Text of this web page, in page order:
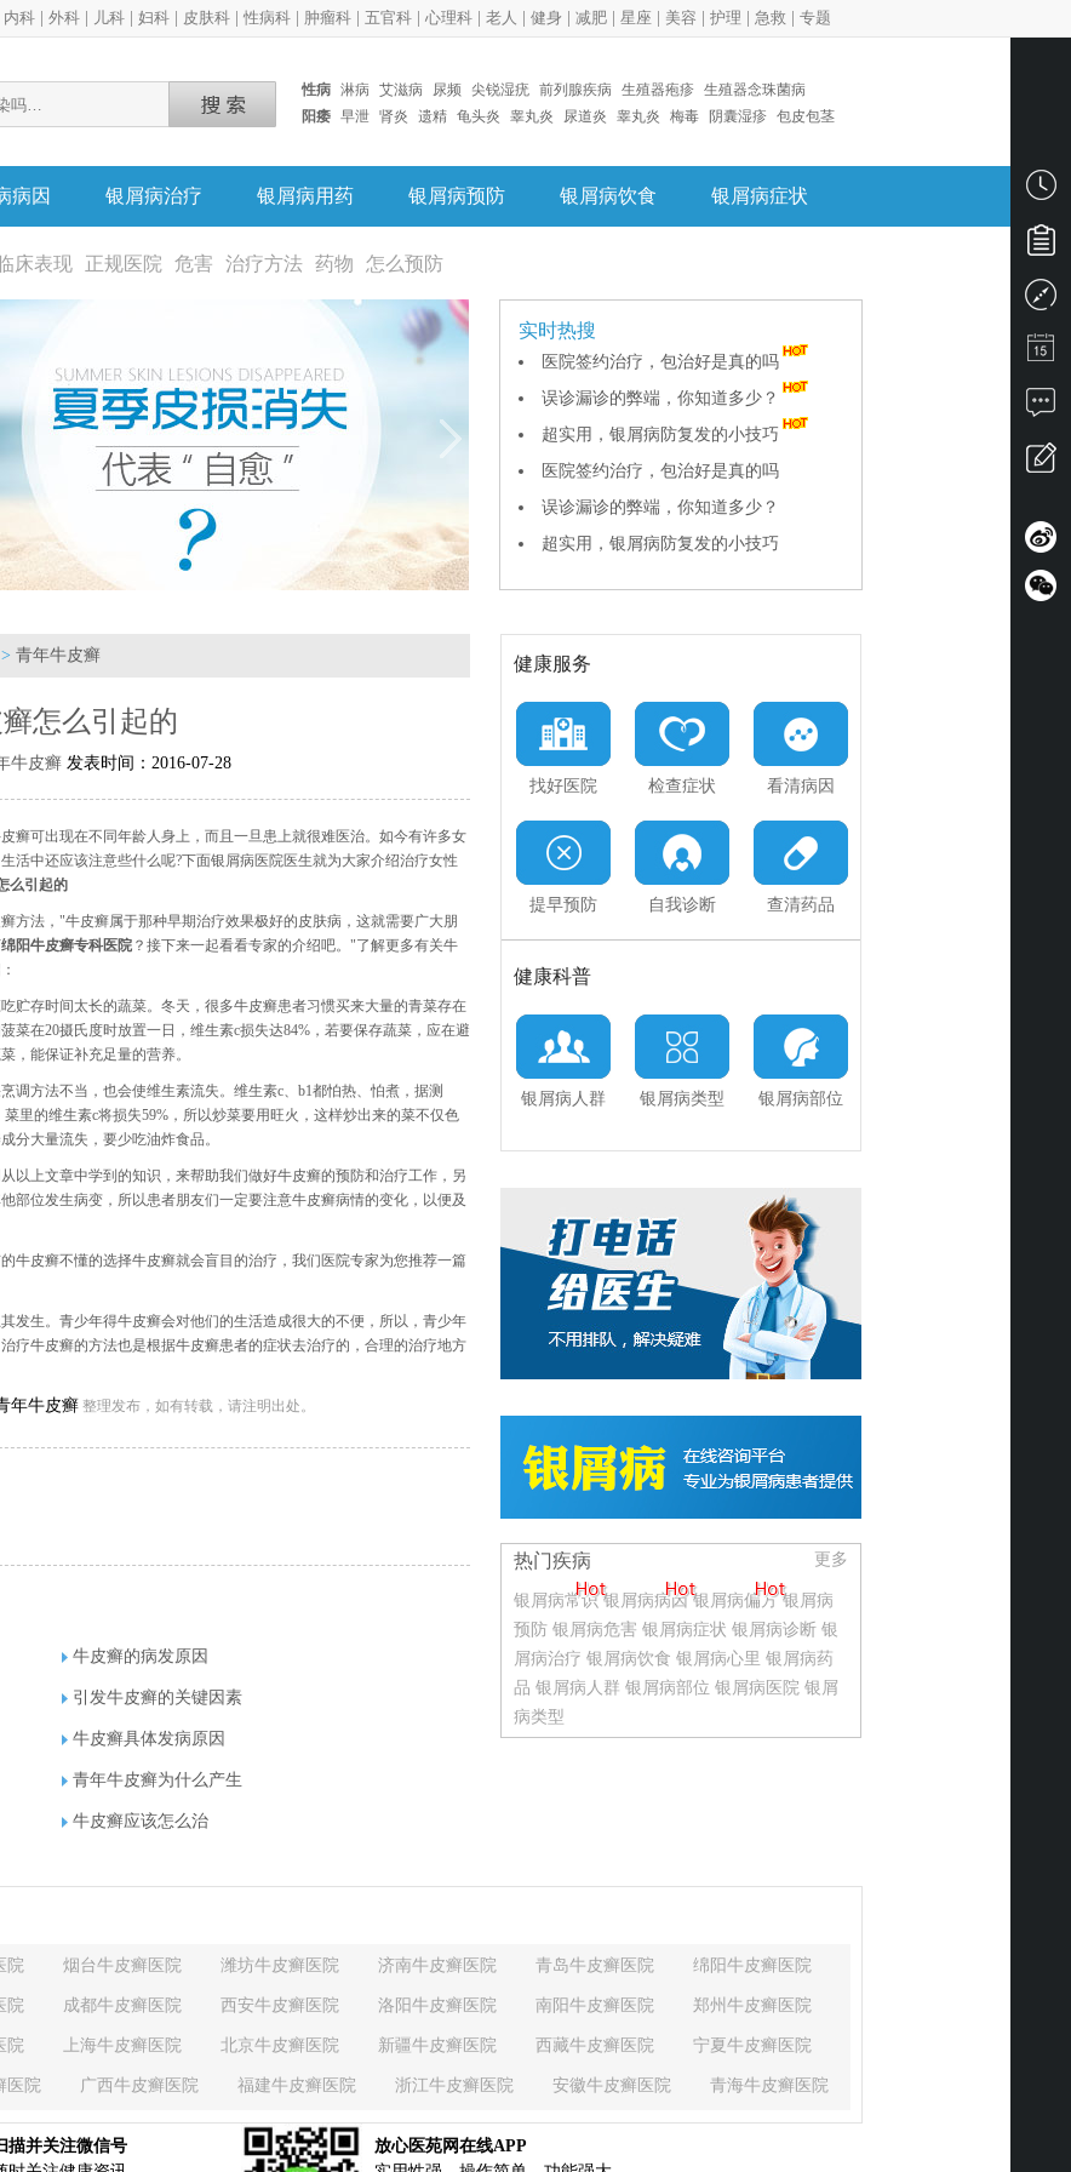
内科 外科 儿科 妇科 皮肤科 性病科 肿瘤科 五官科 心理科 老人 健身 减肥 星座 美容 护理 急救 专题
性病 淋病 艾滋病 尿频 尖锐湿疣 前列腺疾病 生殖器疱疹 生殖器念珠菌病
阳痿 早泄 肾炎 遗精 龟头炎 睾丸炎 尿道炎 睾丸炎 梅毒 阴囊湿疹 包皮包茎
病因 银屑病治疗 银屑病用药 银屑病预防 银屑病饮食 银屑病症状
床表现 正规医院 危害 治疗方法 药物 怎么预防
实时热搜
医院签约治疗，包治好是真的吗
误诊漏诊的弊端，你知道多少？
超实用，银屑病防复发的小技巧
医院签约治疗，包治好是真的吗
误诊漏诊的弊端，你知道多少？
超实用，银屑病防复发的小技巧
> 青年牛皮癣
怎么引起的
牛皮癣发表时间：2016-07-28
癣可出现在不同年龄人身上，而且一旦患上就很难医治。如今有许多女
活中还应该注意些什么呢?下面银屑病医院医生就为大家介绍治疗女性
么引起的
方法，"牛皮癣属于那种早期治疗效果极好的皮肤病，这就需要广大朋
绵阳牛皮癣专科医院 ？接下来一起看看专家的介绍吧。"了解更多有关牛
贮存时间太长的蔬菜。冬天，很多牛皮癣患者习惯买来大量的青菜存在
菜在20摄氏度时放置一日，维生素c损失达84%，若要保存蔬菜，应在避
，能保证补充足量的营养。
调方法不当，也会使维生素流失。维生素c、b1都怕热、怕煮，据测
里的维生素c将损失59%，所以炒菜要用旺火，这样炒出来的菜不仅色
分大量流失，要少吃油炸食品。
以上文章中学到的知识，来帮助我们做好牛皮癣的预防和治疗工作，另
部位发生病变，所以患者朋友们一定要注意牛皮癣病情的变化，以便及
牛皮癣不懂的选择牛皮癣就会盲目的治疗，我们医院专家为您推荐一篇
发生。青少年得牛皮癣会对他们的生活造成很大的不便，所以，青少年
疗牛皮癣的方法也是根据牛皮癣患者的症状去治疗的，合理的治疗地方
年牛皮癣 整理发布，如有转载，请注明出处。
牛皮癣的病发原因
引发牛皮癣的关键因素
牛皮癣具体发病原因
青年牛皮癣为什么产生
牛皮癣应该怎么治
健康服务
找好医院 检查症状 看清病因
提早预防 自我诊断 查清药品
健康科普
银屑病人群 银屑病类型 银屑病部位
更多
热门疾病
银屑病常识 银屑病病因 银屑病偏方 银屑病
预防 银屑病危害 银屑病症状 银屑病诊断 银
屑病治疗 银屑病饮食 银屑病心里 银屑病药
品 银屑病人群 银屑病部位 银屑病医院 银屑
病类型
院 烟台牛皮癣医院 潍坊牛皮癣医院 济南牛皮癣医院 青岛牛皮癣医院 绵阳牛皮癣医院
院 成都牛皮癣医院 西安牛皮癣医院 洛阳牛皮癣医院 南阳牛皮癣医院 郑州牛皮癣医院
院 上海牛皮癣医院 北京牛皮癣医院 新疆牛皮癣医院 西藏牛皮癣医院 宁夏牛皮癣医院
医院 广西牛皮癣医院 福建牛皮癣医院 浙江牛皮癣医院 安徽牛皮癣医院 青海牛皮癣医院
院 江西牛皮癣医院 江苏牛皮癣医院 湖南牛皮癣医院 湖北牛皮癣医院 河北牛皮癣医院
院 吉林牛皮癣医院 四川牛皮癣医院 陕西牛皮癣医院 山西牛皮癣医院
描并关注微信号
放心医苑网在线APP